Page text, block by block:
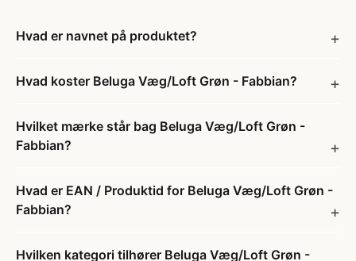
Hvad er navnet på produktet?
Hvad koster Beluga Væg/Loft Grøn - Fabbian?
Hvilket mærke står bag Beluga Væg/Loft Grøn -
Fabbian?
Hvad er EAN / Produktid for Beluga Væg/Loft Grøn -
Fabbian?
Hvilken kategori tilhører Beluga Væg/Loft Grøn -